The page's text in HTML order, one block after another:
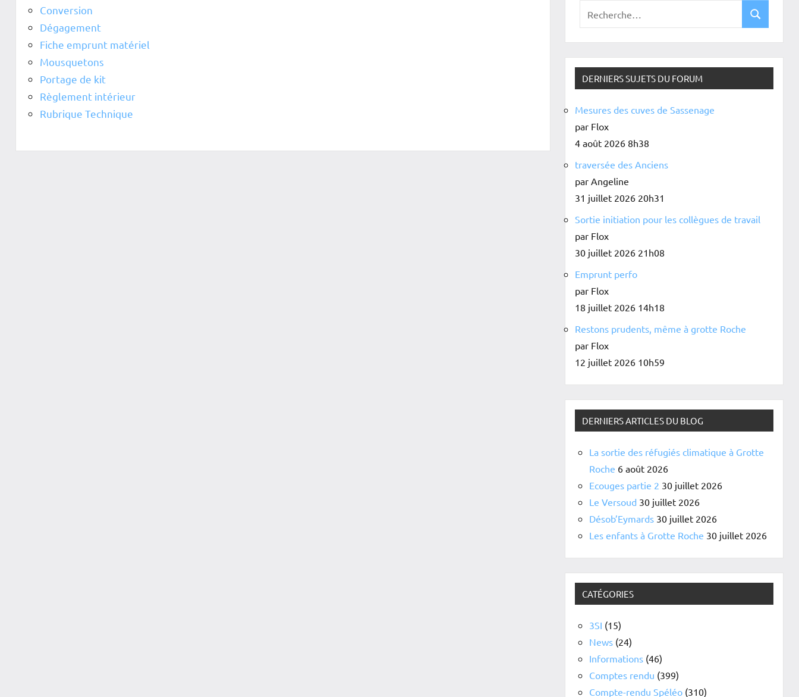
Conversion
Dégagement
Fiche emprunt matériel
Mousquetons
Portage de kit
Règlement intérieur
Rubrique Technique
DERNIERS SUJETS DU FORUM
Mesures des cuves de Sassenage
par Flox
4 août 2026 8h38
traversée des Anciens
par Angeline
31 juillet 2026 20h31
Sortie initiation pour les collègues de travail
par Flox
30 juillet 2026 21h08
Emprunt perfo
par Flox
18 juillet 2026 14h18
Restons prudents, même à grotte Roche
par Flox
12 juillet 2026 10h59
DERNIERS ARTICLES DU BLOG
La sortie des réfugiés climatique à Grotte
Roche 6 août 2026
Ecouges partie 2 30 juillet 2026
Le Versoud 30 juillet 2026
Désob’Eymards 30 juillet 2026
Les enfants à Grotte Roche 30 juillet 2026
CATÉGORIES
3SI (15)
News (24)
Informations (46)
Comptes rendu (399)
Compte-rendu Spéléo (310)